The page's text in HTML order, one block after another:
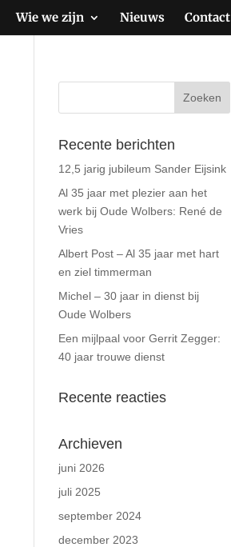
Wie we zijn Nieuws Contact
Recente berichten
12,5 jarig jubileum Sander Eijsink
Al 35 jaar met plezier aan het
werk bij Oude Wolbers: René de
Vries
Albert Post – Al 35 jaar met hart
en ziel timmerman
Michel – 30 jaar in dienst bij
Oude Wolbers
Een mijlpaal voor Gerrit Zegger:
40 jaar trouwe dienst
Recente reacties
Archieven
juni 2026
juli 2025
september 2024
december 2023